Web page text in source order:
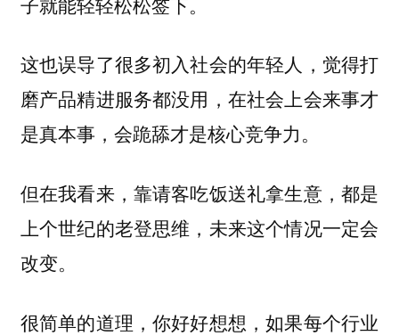
这也误导了很多初入社会的年轻人，觉得打
磨产品精进服务都没用，在社会上会来事才
是真本事，会跪舔才是核心竞争力。
但在我看来，靠请客吃饭送礼拿生意，都是
上个世纪的老登思维，未来这个情况一定会
改变。
很简单的道理，你好好想想，如果每个行业